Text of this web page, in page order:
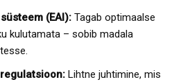
(EAI): Tagab optimaalse
kulutamata – sobib madala
Lihtne juhtimine, mis